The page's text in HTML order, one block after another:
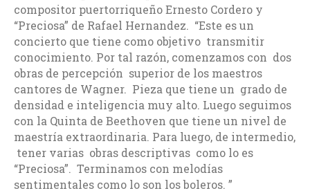
compositor puertorriqueño Ernesto Cordero y
“Preciosa” de Rafael Hernandez. “Este es un
concierto que tiene como objetivo transmitir
conocimiento. Por tal razón, comenzamos con dos
obras de percepción superior de los maestros
cantores de Wagner. Pieza que tiene un grado de
densidad e inteligencia muy alto. Luego seguimos
con la Quinta de Beethoven que tiene un nivel de
maestría extraordinaria. Para luego, de intermedio,
tener varias obras descriptivas como lo es
“Preciosa”. Terminamos con melodías
sentimentales como lo son los boleros. ”